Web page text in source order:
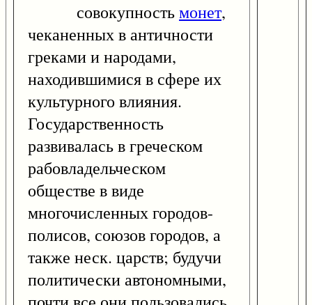
совокупностьмонет,
чеканенных в античности
греками и народами,
находившимися в сфере их
культурного влияния.
Государственность
развивалась в греческом
рабовладельческом
обществе в виде
многочисленных городов-
полисов, союзов городов, а
также неск. царств; будучи
политически автономными,